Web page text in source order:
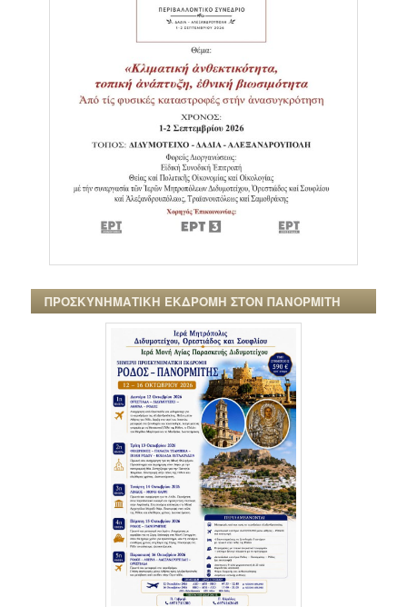
ΠΡΟΣΚΥΝΗΜΑΤΙΚΗ ΕΚΔΡΟΜΗ ΣΤΟΝ ΠΑΝΟΡΜΙΤΗ